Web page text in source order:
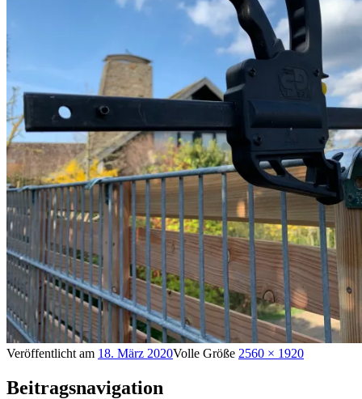
Veröffentlicht am 18. März 2020Volle Größe 2560 × 1920
Beitragsnavigation